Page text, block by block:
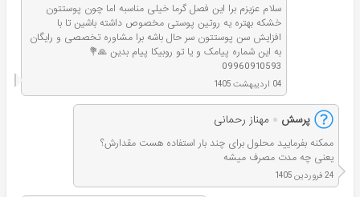
سلام عزیزم برا این فصل گرما خیلی مناسبه اما چون پوستتون
خشکه بهتره یه روتین پوستی مخصوص داشته باشین تا با
افزایش سن پوستتون سر حال باشه برا مشاوره تخصصی و رایگان
به این شماره پیامک و یا تو روبیکا پیام بدین 🙏💐
09960910593
04 اردیبهشت 1405
پرسش مهناز رحمانی
ممکنه بفرمایید محلول برای چند بار استفاده هست مقدارش؟
یعنی چه مدت مصرف میشه
24 فروردین 1405